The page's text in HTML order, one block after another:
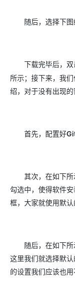
随后，选择下图
下载完毕后，双
所示；接下来，我
绍，对于没有出现的
首先，配置好
其次，在如下所
勾选中，使得软件
框，大家就使用默认
随后，在如下所
这里我们就选择默
的设置我们应该也用